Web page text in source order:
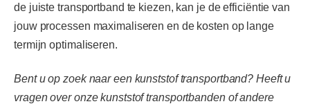
de juiste transportband te kiezen, kan je de efficiëntie van
jouw processen maximaliseren en de kosten op lange
termijn optimaliseren.
Bent u op zoek naar een kunststof transportband? Heeft u
vragen over onze kunststof transportbanden of andere